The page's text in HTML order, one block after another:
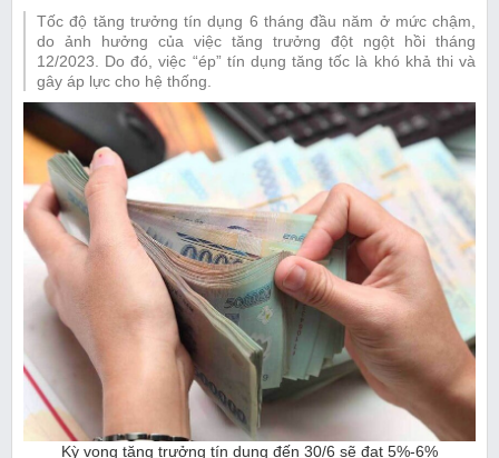
Tốc độ tăng trưởng tín dụng 6 tháng đầu năm ở mức chậm,
do ảnh hưởng của việc tăng trưởng đột ngột hồi tháng
12/2023. Do đó, việc “ép” tín dụng tăng tốc là khó khả thi và
gây áp lực cho hệ thống.
Kỳ vọng tăng trưởng tín dụng đến 30/6 sẽ đạt 5%-6%